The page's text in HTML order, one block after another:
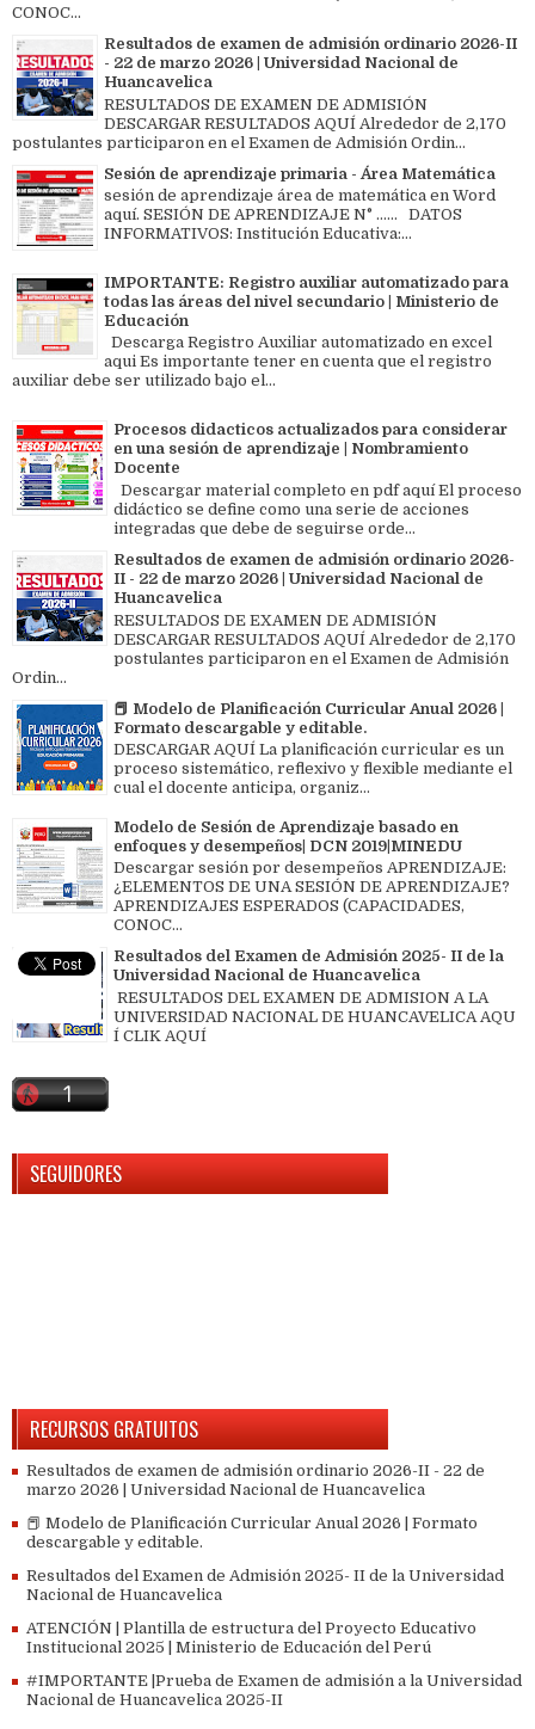
CONOC...
Resultados de examen de admisión ordinario 2026-II
- 22 de marzo 2026 | Universidad Nacional de
Huancavelica
RESULTADOS DE EXAMEN DE ADMISIÓN
DESCARGAR RESULTADOS AQUÍ Alrededor de 2,170
postulantes participaron en el Examen de Admisión Ordin...
Sesión de aprendizaje primaria - Área Matemática
sesión de aprendizaje área de matemática en Word
aquí. SESIÓN DE APRENDIZAJE N° ...... DATOS
INFORMATIVOS: Institución Educativa:...
IMPORTANTE: Registro auxiliar automatizado para
todas las áreas del nivel secundario | Ministerio de
Educación
Descarga Registro Auxiliar automatizado en excel
aqui Es importante tener en cuenta que el registro
auxiliar debe ser utilizado bajo el...
Procesos didacticos actualizados para considerar
en una sesión de aprendizaje | Nombramiento
Docente
Descargar material completo en pdf aquí El proceso
didáctico se define como una serie de acciones
integradas que debe de seguirse orde...
Resultados de examen de admisión ordinario 2026-
II - 22 de marzo 2026 | Universidad Nacional de
Huancavelica
RESULTADOS DE EXAMEN DE ADMISIÓN
DESCARGAR RESULTADOS AQUÍ Alrededor de 2,170
postulantes participaron en el Examen de Admisión
Ordin...
📕 Modelo de Planificación Curricular Anual 2026 |
Formato descargable y editable.
DESCARGAR AQUÍ La planificación curricular es un
proceso sistemático, reflexivo y flexible mediante el
cual el docente anticipa, organiz...
Modelo de Sesión de Aprendizaje basado en
enfoques y desempeños| DCN 2019|MINEDU
Descargar sesión por desempeños APRENDIZAJE:
¿ELEMENTOS DE UNA SESIÓN DE APRENDIZAJE?
APRENDIZAJES ESPERADOS (CAPACIDADES,
CONOC...
Resultados del Examen de Admisión 2025- II de la
Universidad Nacional de Huancavelica
RESULTADOS DEL EXAMEN DE ADMISION A LA
UNIVERSIDAD NACIONAL DE HUANCAVELICA AQU
Í CLIK AQUÍ
SEGUIDORES
RECURSOS GRATUITOS
Resultados de examen de admisión ordinario 2026-II - 22 de
marzo 2026 | Universidad Nacional de Huancavelica
📕 Modelo de Planificación Curricular Anual 2026 | Formato
descargable y editable.
Resultados del Examen de Admisión 2025- II de la Universidad
Nacional de Huancavelica
ATENCIÓN | Plantilla de estructura del Proyecto Educativo
Institucional 2025 | Ministerio de Educación del Perú
#IMPORTANTE |Prueba de Examen de admisión a la Universidad
Nacional de Huancavelica 2025-II